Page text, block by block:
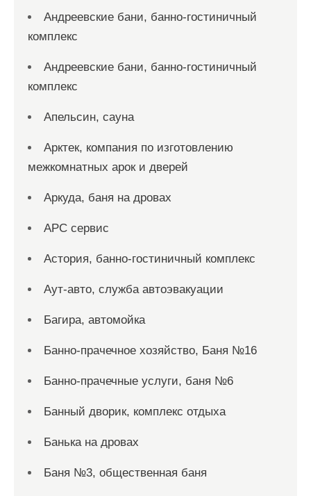
Андреевские бани, банно-гостиничный
комплекс
Андреевские бани, банно-гостиничный
комплекс
Апельсин, сауна
Арктек, компания по изготовлению
межкомнатных арок и дверей
Аркуда, баня на дровах
АРС сервис
Астория, банно-гостиничный комплекс
Аут-авто, служба автоэвакуации
Багира, автомойка
Банно-прачечное хозяйство, Баня №16
Банно-прачечные услуги, баня №6
Банный дворик, комплекс отдыха
Банька на дровах
Баня №3, общественная баня